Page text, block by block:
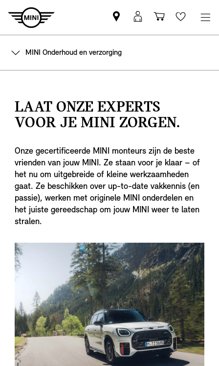
Vind
een
partner
MyMini
login
Wishlist
MINI Onderhoud en verzorging
LAAT ONZE EXPERTS
VOOR JE MINI ZORGEN.
Onze gecertificeerde MINI monteurs zijn de beste
vrienden van jouw MINI. Ze staan voor je klaar – of
het nu om uitgebreide of kleine werkzaamheden
gaat. Ze beschikken over up-to-date vakkennis (en
passie), werken met originele MINI onderdelen en
het juiste gereedschap om jouw MINI weer te laten
stralen.